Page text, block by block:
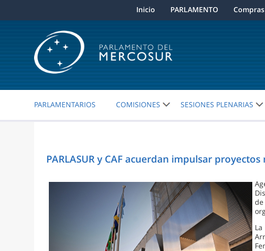
Inicio PARLAMENTO
PARLAMENTARIOS COMISIONES SESIONES PLENARIAS
PARLASUR y CAF acuerdan impulsar